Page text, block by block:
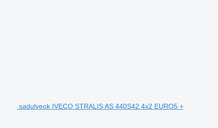
sadulveok IVECO STRALIS AS 440S42 4x2 EURO5 +